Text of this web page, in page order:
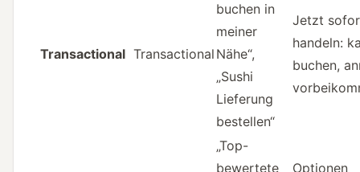
Transactional Transactional
buchen in
meiner
Nähe“,
„Sushi
Lieferung
bestellen“
Jetzt
handeln:
buchen,
„Top-
bewertete
Optionen